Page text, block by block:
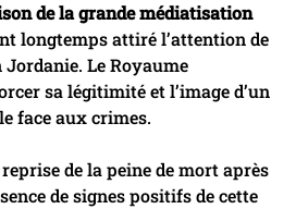
de la grande médiatisation
longtemps attiré l’attention de
Le Royaume
sa légitimité et l’image d’un
face aux crimes.
de la peine de mort après
de signes positifs de cette